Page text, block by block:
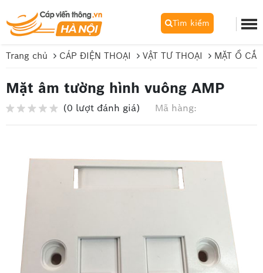
Tìm kiếm
Trang chủ CÁP ĐIỆN THOẠI VẬT TƯ THOẠI MẶT Ổ
Mặt âm tường hình vuông AMP
(0 lượt đánh giá) Mã hàng: